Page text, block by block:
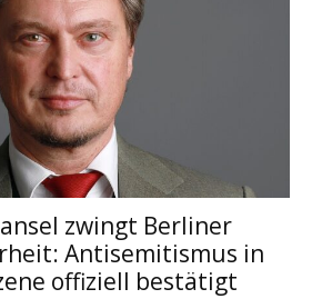
zwingt Berliner
Antisemitismus in
offiziell bestätigt